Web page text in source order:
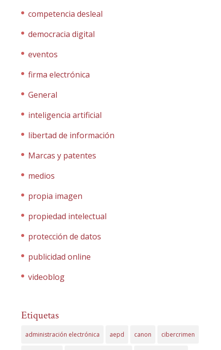
competencia desleal
democracia digital
eventos
firma electrónica
General
inteligencia artificial
libertad de información
Marcas y patentes
medios
propia imagen
propiedad intelectual
protección de datos
publicidad online
videoblog
Etiquetas
administración electrónica aepd canon cibercrimen